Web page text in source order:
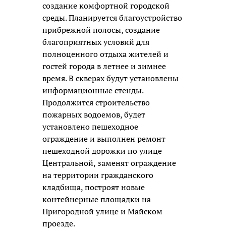
создание комфортной городской
среды. Планируется благоустройство
прибрежной полосы, создание
благоприятных условий для
полноценного отдыха жителей и
гостей города в летнее и зимнее
время. В скверах будут установлены
информационные стенды.
Продолжится строительство
пожарных водоемов, будет
установлено пешеходное
ограждение и выполнен ремонт
пешеходной дорожки по улице
Центральной, заменят ограждение
на территории гражданского
кладбища, построят новые
контейнерные площадки на
Пригородной улице и Майском
проезде.